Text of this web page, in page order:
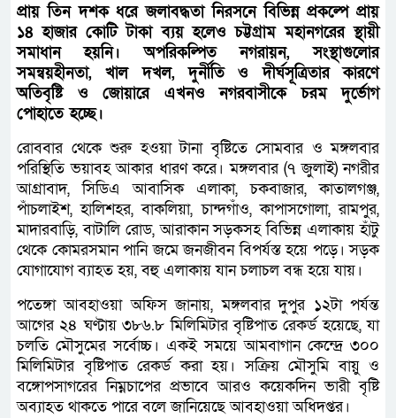
প্রায় তিন দশক ধরে জলাবদ্ধতা নিরসনে বিভিন্ন প্রকল্পে প্রায়
১৪ হাজার কোটি টাকা ব্যয় হলেও চট্টগ্রাম মহানগরের স্থায়ী
সমাধান হয়নি। অপরিকল্পিত নগরায়ন, সংস্থাগুলোর
সমন্বয়হীনতা, খাল দখল, দুর্নীতি ও দীর্ঘসূত্রিতার কারণে
অতিবৃষ্টি ও জোয়ারে এখনও নগরবাসীকে চরম দুর্ভোগ
পোহাতে হচ্ছে।
রোববার থেকে শুরু হওয়া টানা বৃষ্টিতে সোমবার ও মঙ্গলবার
পরিস্থিতি ভয়াবহ আকার ধারণ করে। মঙ্গলবার (৭ জুলাই) নগরীর
আগ্রাবাদ, সিডিএ আবাসিক এলাকা, চকবাজার, কাতালগঞ্জ,
পাঁচলাইশ, হালিশহর, বাকলিয়া, চান্দগাঁও, কাপাসগোলা, রামপুর,
মাদারবাড়ি, বাটালি রোড, আরাকান সড়কসহ বিভিন্ন এলাকায় হাঁটু
থেকে কোমরসমান পানি জমে জনজীবন বিপর্যস্ত হয়ে পড়ে। সড়ক
যোগাযোগ ব্যাহত হয়, বহু এলাকায় যান চলাচল বন্ধ হয়ে যায়।
পতেঙ্গা আবহাওয়া অফিস জানায়, মঙ্গলবার দুপুর ১২টা পর্যন্ত
আগের ২৪ ঘণ্টায় ৩৮৬.৮ মিলিমিটার বৃষ্টিপাত রেকর্ড হয়েছে, যা
চলতি মৌসুমের সর্বোচ্চ। একই সময়ে আমবাগান কেন্দ্রে ৩০০
মিলিমিটার বৃষ্টিপাত রেকর্ড করা হয়। সক্রিয় মৌসুমি বায়ু ও
বঙ্গোপসাগরের নিম্নচাপের প্রভাবে আরও কয়েকদিন ভারী বৃষ্টি
অব্যাহত থাকতে পারে বলে জানিয়েছে আবহাওয়া অধিদপ্তর।